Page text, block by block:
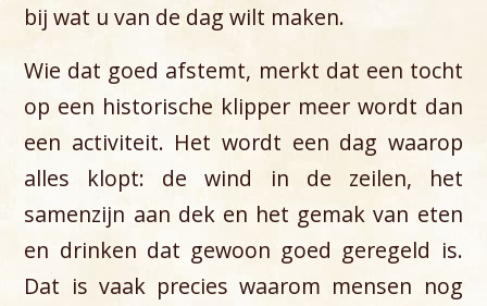
bij wat u van de dag wilt maken.
Wie dat goed afstemt, merkt dat een tocht
op een historische klipper meer wordt dan
een activiteit. Het wordt een dag waarop
alles klopt: de wind in de zeilen, het
samenzijn aan dek en het gemak van eten
en drinken dat gewoon goed geregeld is.
Dat is vaak precies waarom mensen nog